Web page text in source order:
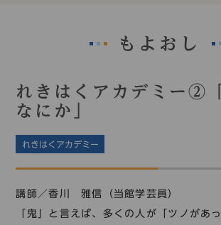
もよおし
れきはくアカデミー②
なにか」
れきはくアカデミー
講師／香川 雅信（当館学芸員）
「鬼」と言えば、多くの人が「ツノがあ
アクセス
展示・展覧会
もよおし
コレクション
音声読み上げについて
標準
カラー設定